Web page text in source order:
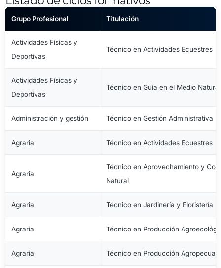
Grupo Profesional Titulación
Actividades Físicas y
Deportivas
Técnico en Actividades Ecuestres
Actividades Físicas y
Deportivas
Técnico en Guía en el Medio
Administración y gestión Técnico en Gestión Administrativa
Agraria Técnico en Actividades Ecuestres
Agraria
Técnico en Aprovechamiento y
Natural
Agraria Técnico en Jardinería y Floristería
Agraria Técnico en Producción
Agraria Técnico en Producción